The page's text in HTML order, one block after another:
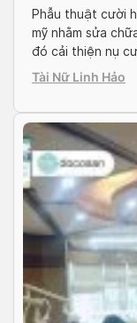
Phẫu thuật cười
mỹ nhằm sửa
đó cải thiện nụ
vẫn còn không ít
Tài Nữ Linh Hảo